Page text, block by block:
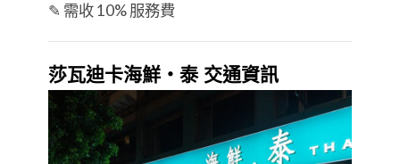
✎ 需收 10% 服務費
莎瓦迪卡海鮮・泰 交通資訊